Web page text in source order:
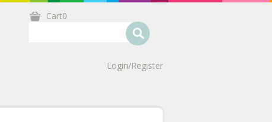
Cart0
Login/Register